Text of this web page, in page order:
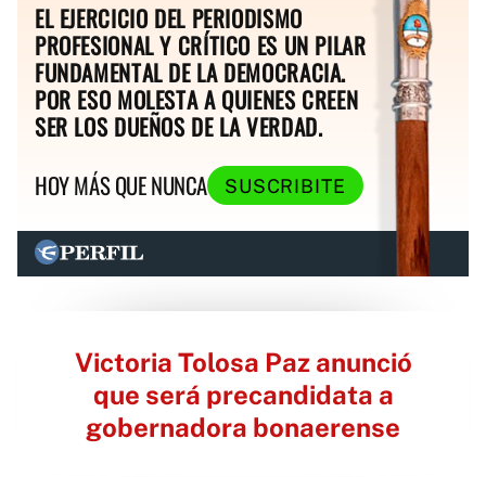
EL EJERCICIO DEL PERIODISMO
PROFESIONAL Y CRÍTICO ES UN PILAR
FUNDAMENTAL DE LA DEMOCRACIA.
POR ESO MOLESTA A QUIENES CREEN
SER LOS DUEÑOS DE LA VERDAD.
HOY MÁS QUE NUNCA
SUSCRIBITE
Victoria Tolosa Paz anunció
que será precandidata a
gobernadora bonaerense